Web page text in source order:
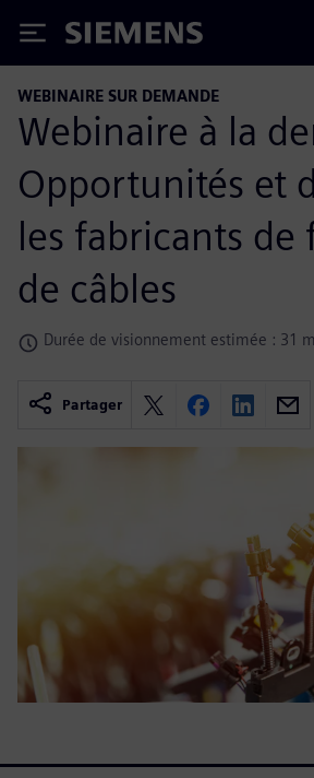
Siemens
WEBINAIRE SUR DEMANDE
Webinaire à la
Opportunités et
les fabricants de
de câbles
Durée de visionnement estimée : 31
Partager